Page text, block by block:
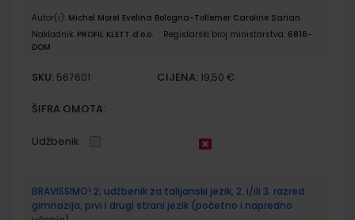
Autor(i): Michel Morel Evelina Bologna-Tollemer Caroline Sarian
Nakladnik: PROFIL KLETT d.o.o. Registarski broj ministarstva: 6816-
DOM
SKU: 567601 CIJENA: 19,50 €
ŠIFRA OMOTA:
Udžbenik
BRAVISSIMO! 2; udžbenik za talijanski jezik, 2. i/ili 3. razred
gimnazija, prvi i drugi strani jezik (početno i napredno